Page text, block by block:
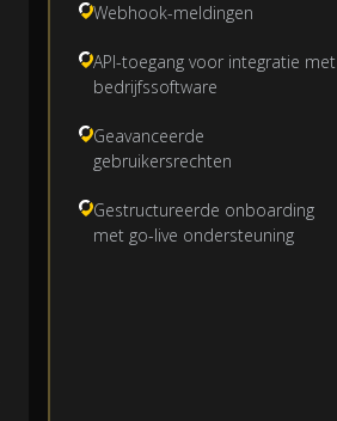
Webhook-meldingen
API-toegang voor integratie met
bedrijfssoftware
Geavanceerde
gebruikersrechten
Gestructureerde onboarding
met go-live ondersteuning